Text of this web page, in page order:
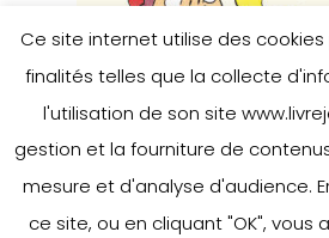
Ce site internet utilise des
finalités telles que la collecte
l'utilisation de son site
gestion et la fourniture de
mesure et d'analyse d'audience.
ce site, ou en cliquant "OK",